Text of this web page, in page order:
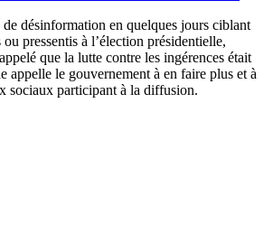
désinformation en quelques jours ciblant
pressentis à l’élection présidentielle,
que la lutte contre les ingérences était
appelle le gouvernement à en faire plus et à
sociaux participant à la diffusion.